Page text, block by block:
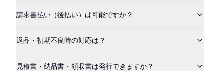
請求書払い（後払い）は可能ですか？
返品・初期不良時の対応は？
見積書・納品書・領収書は発行できますか？